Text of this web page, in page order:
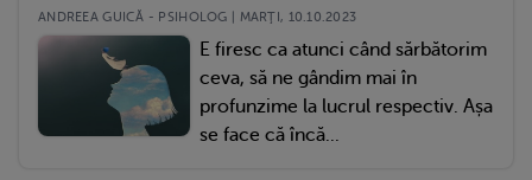
ANDREEA GUICĂ - PSIHOLOG | MARŢI, 10.10.2023
E firesc ca atunci când sărbătorim
ceva, să ne gândim mai în
profunzime la lucrul respectiv. Așa
se face că încă...